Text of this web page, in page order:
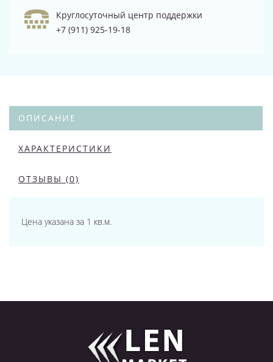
Круглосуточный центр поддержки
+7 (911) 925-19-18
ОПИСАНИЕ
ХАРАКТЕРИСТИКИ
ОТЗЫВЫ (0)
Цена указана за 1 кв.м.